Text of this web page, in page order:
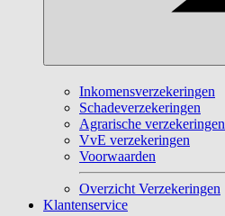
Inkomensverzekeringen
Schadeverzekeringen
Agrarische verzekeringen
VvE verzekeringen
Voorwaarden
Overzicht Verzekeringen
Klantenservice